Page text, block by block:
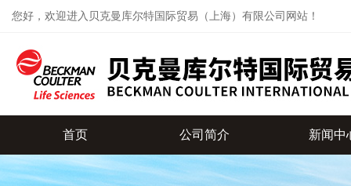
您好，欢迎进入贝克曼库尔特国际贸易（上海）有限公司网站！
首页 公司简介 新闻中